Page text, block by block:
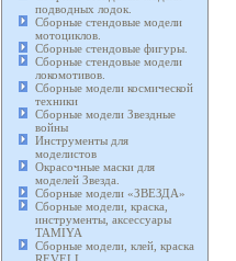
подводных лодок.
Сборные стендовые модели
мотоциклов.
Сборные стендовые фигуры.
Сборные стендовые модели
локомотивов.
Сборные модели космической
техники
Сборные модели Звездные
войны
Инструменты для
моделистов
Окрасочные маски для
моделей Звезда.
Сборные модели «ЗВЕЗДА»
Сборные модели, краска,
инструменты, аксессуары
TAMIYA
Сборные модели, клей, краска